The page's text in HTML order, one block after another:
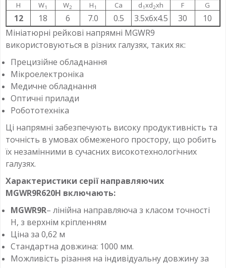
H W1 W2 H1 Ca d1xd2xh F G
12 18 6 7.0 0.5 3.5x6x4.5 30
10
Мініатюрні рейкові напрямні MGWR9
використовуються в різних галузях, таких як:
Прецизійне обладнання
Мікроелектроніка
Медичне обладнання
Оптичні прилади
Робототехніка
Ці напрямні забезпечують високу продуктивність та
точність в умовах обмеженого простору, що робить
їх незамінними в сучасних високотехнологічних
галузях.
Характеристики серії направляючих
MGWR9R620H включають:
MGWR9R– лінійна направляюча з класом точності
H, з верхнім кріпленням
Ціна за 0,62 м
Стандартна довжина: 1000 мм.
Можливість різання на індивідуальну довжину за